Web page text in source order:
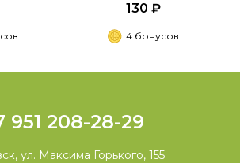
130 ₽
4 бонусов
951 208-28-29
ул. Максима Горького, 155